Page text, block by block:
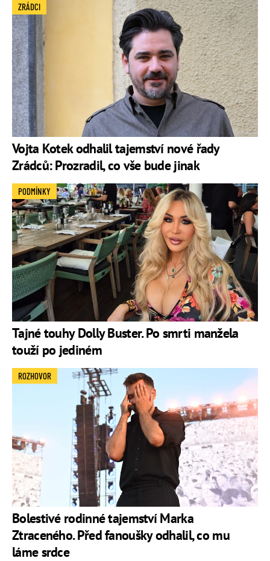
Vojta Kotek odhalil tajemství nové řady
Zrádců: Prozradil, co vše bude jinak
ZRÁDCI
Tajné touhy Dolly Buster. Po smrti manžela
touží po jediném
PODMÍNKY
Bolestivé rodinné tajemství Marka
Ztraceného. Před fanoušky odhalil, co mu
láme srdce
ROZHOVOR